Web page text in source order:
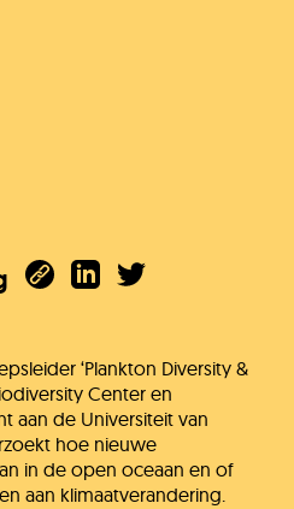
‘Plankton Diversity &
Center en
aan de Universiteit van
hoe nieuwe
in de open oceaan en of
aan klimaatverandering.